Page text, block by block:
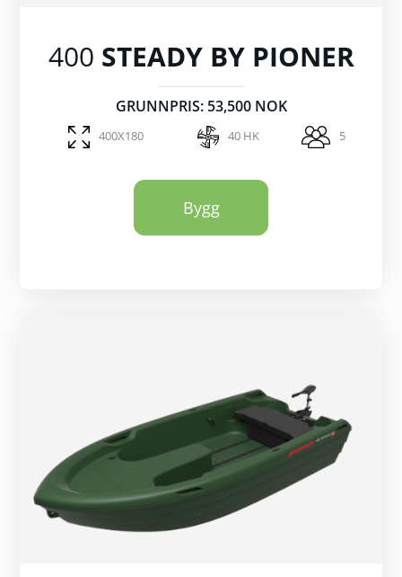
400 STEADY BY PIONER
GRUNNPRIS: 53,500 NOK
400X180 40 HK 5
Bygg